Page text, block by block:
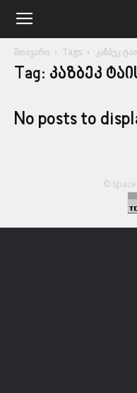
მთავარი Tags კაზბეკ
Tag: კაზბეკ
No posts to
©